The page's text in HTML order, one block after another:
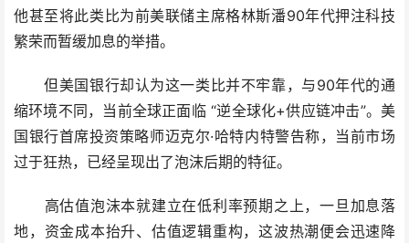
他甚至将此类比为前美联储主席格林斯潘90年代押注科技
繁荣而暂缓加息的举措。
但美国银行却认为这一类比并不牢靠，与90年代的通
缩环境不同，当前全球正面临 “逆全球化+供应链冲击”。美
国银行首席投资策略师迈克尔·哈特内特警告称，当前市场
过于狂热，已经呈现出了泡沫后期的特征。
高估值泡沫本就建立在低利率预期之上，一旦加息落
地，资金成本抬升、估值逻辑重构，这波热潮便会迅速降